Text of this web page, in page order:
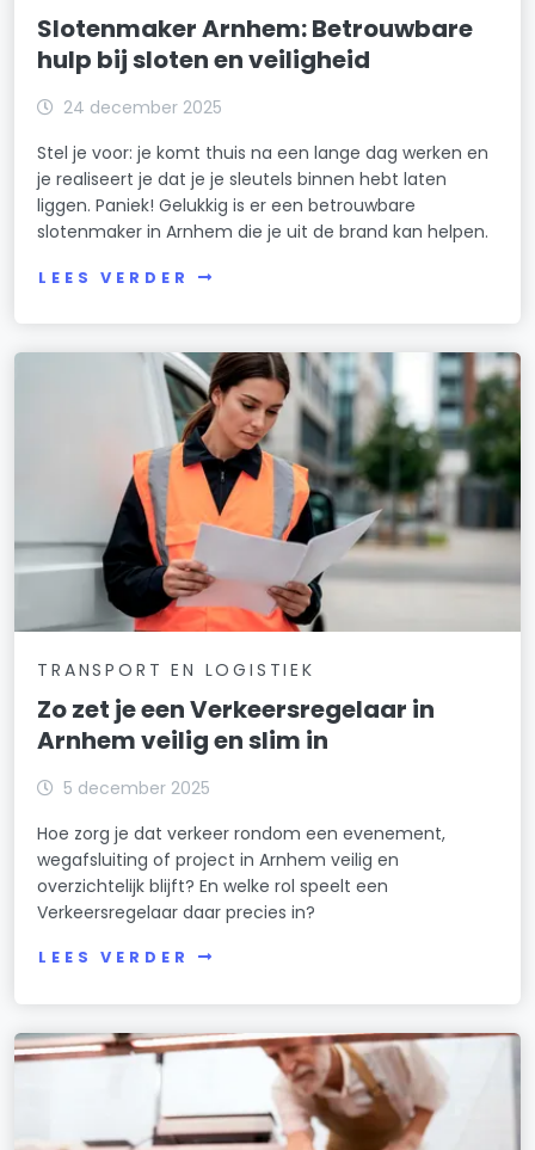
Slotenmaker Arnhem: Betrouwbare
hulp bij sloten en veiligheid
24 december 2025
Stel je voor: je komt thuis na een lange dag werken en
je realiseert je dat je je sleutels binnen hebt laten
liggen. Paniek! Gelukkig is er een betrouwbare
slotenmaker in Arnhem die je uit de brand kan helpen.
LEES VERDER
TRANSPORT EN LOGISTIEK
Zo zet je een Verkeersregelaar in
Arnhem veilig en slim in
5 december 2025
Hoe zorg je dat verkeer rondom een evenement,
wegafsluiting of project in Arnhem veilig en
overzichtelijk blijft? En welke rol speelt een
Verkeersregelaar daar precies in?
LEES VERDER